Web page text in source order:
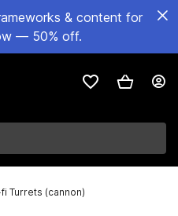
& content for
— 50% off.
Turrets (cannon)